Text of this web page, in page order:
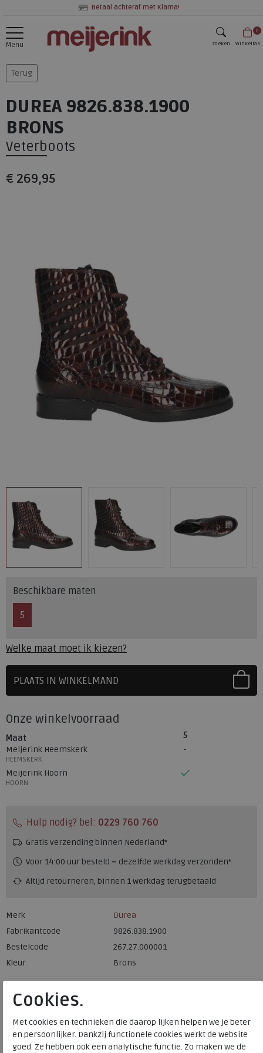
Betaal achteraf met Klarna!
Menu zoeken
0
Winkeltas
Terug
DUREA 9826.838.1900
BRONS
Veterboots
€ 269,95
Beschikbare maten
5
Welke maat moet ik kiezen?
PLAATS IN WINKELMAND
Onze winkelvoorraad
Maat
5
Meijerink Heemskerk
HEEMSKERK
Meijerink Hoorn
HOORN
Hulp nodig? bel: 0229 760 760
Gratis verzending binnen Nederland*
Voor 14:00 uur besteld = dezelfde werkdag verzonden*
Altijd retourneren, binnen 1 werkdag terugbetaald
Merk
Durea
Fabrikantcode
9826.838.1900
Bestelcode
267.27.000001
Kleur
Brons
Materiaal
Uitneembaar voetbed
ja
Hakhoogte
2.50 cm
Cookies.
Met cookies en technieken die daarop lijken helpen we je beter
en persoonlijker. Dankzij functionele cookies werkt de website
goed. Ze hebben ook een analytische functie. Zo maken we de